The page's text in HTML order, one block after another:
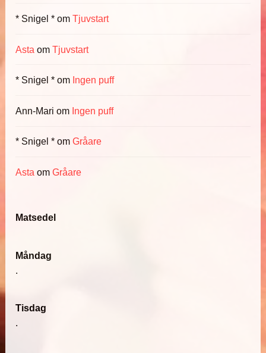
* Snigel * omTjuvstart
Asta omTjuvstart
* Snigel * om Ingen puff
Ann-Mari om Ingen puff
* Snigel * omGråare
Asta omGråare
Matsedel
Måndag
.
Tisdag
.